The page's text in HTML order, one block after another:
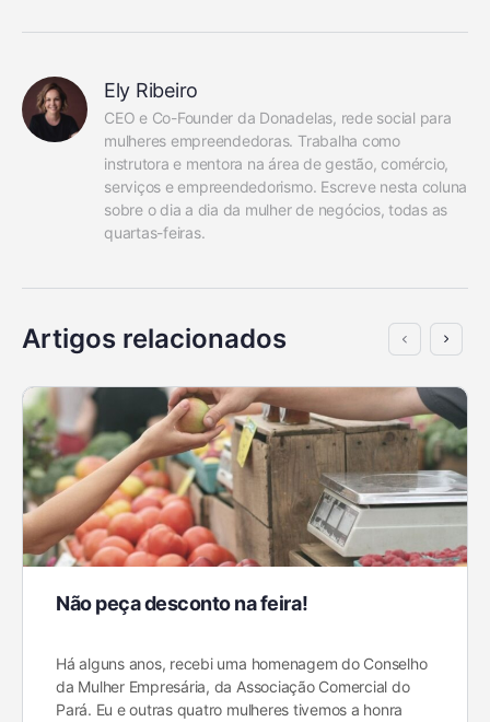
Ely Ribeiro
CEO e Co-Founder da Donadelas, rede social para
mulheres empreendedoras. Trabalha como
instrutora e mentora na área de gestão, comércio,
serviços e empreendedorismo. Escreve nesta coluna
sobre o dia a dia da mulher de negócios, todas as
quartas-feiras.
Artigos relacionados
Não peça desconto na feira!
Há alguns anos, recebi uma homenagem do Conselho
da Mulher Empresária, da Associação Comercial do
Pará. Eu e outras quatro mulheres tivemos a honra